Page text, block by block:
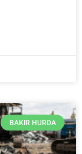
BAKIR HURDA